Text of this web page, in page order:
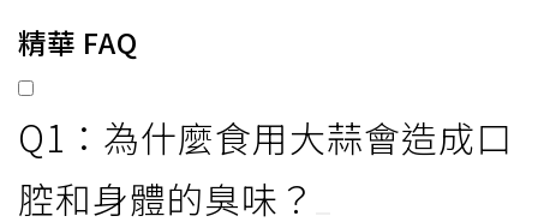
精華 FAQ
Q1：為什麼食用大蒜會造成口
腔和身體的臭味？